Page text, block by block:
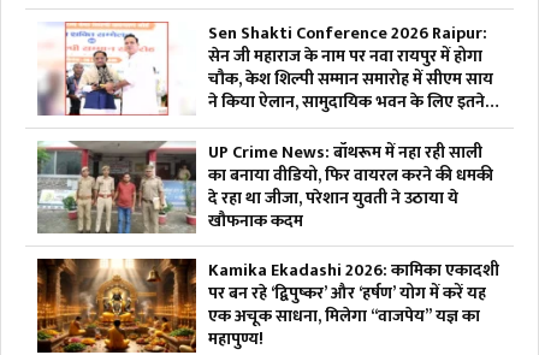
Sen Shakti Conference 2026 Raipur:
सेन जी महाराज के नाम पर नवा रायपुर में होगा
चौक, केश शिल्पी सम्मान समारोह में सीएम साय
ने किया ऐलान, सामुदायिक भवन के लिए इतने
लाख रुपए देगी सरकार
UP Crime News: बॉथरूम में नहा रही साली
का बनाया वीडियो, फिर वायरल करने की धमकी
दे रहा था जीजा, परेशान युवती ने उठाया ये
खौफनाक कदम
Kamika Ekadashi 2026: कामिका एकादशी
पर बन रहे ‘द्विपुष्कर’ और ‘हर्षण’ योग में करें यह
एक अचूक साधना, मिलेगा “वाजपेय” यज्ञ का
महापुण्य!